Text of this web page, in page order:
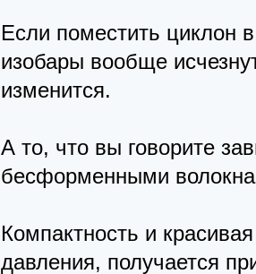
Если поместить циклон
изобары вообще
изменится.
А то, что вы говорите
бесформенными
Компактность и
давления, получается